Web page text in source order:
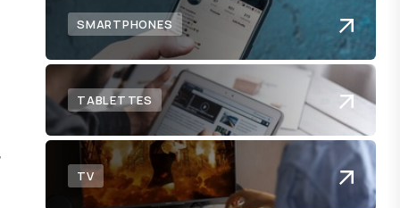
SMARTPHONES
TABLETTES
TV